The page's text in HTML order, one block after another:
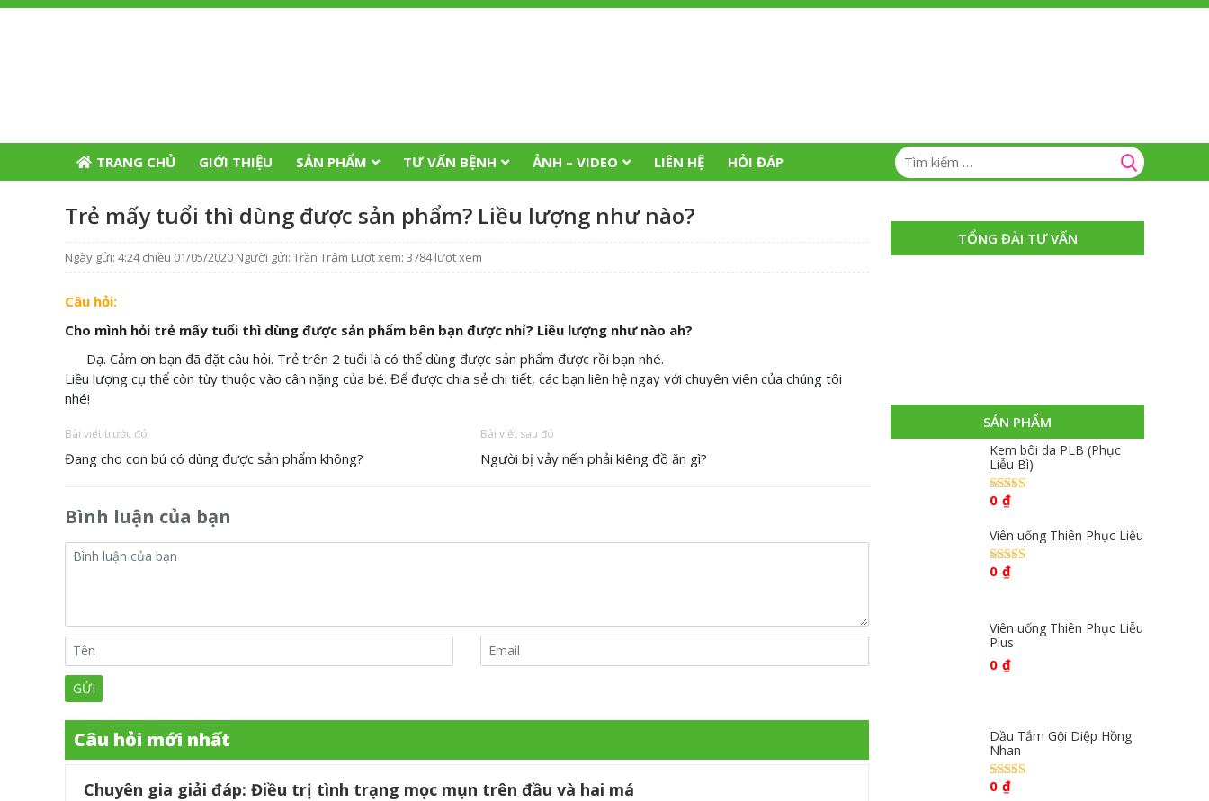
TRANG CHỦ GIỚI THIỆU SẢN PHẨM TƯ VẤN BỆNH ẢNH – VIDEO LIÊN HỆ HỎI ĐÁP
Trẻ mấy tuổi thì dùng được sản phẩm? Liều lượng như nào?
Ngày gửi: 4:24 chiều 01/05/2020 Người gửi: Trần Trâm Lượt xem: 3784 lượt xem
Câu hỏi:
Cho mình hỏi trẻ mấy tuổi thì dùng được sản phẩm bên bạn được nhỉ? Liều lượng như nào ah?
Dạ. Cảm ơn bạn đã đặt câu hỏi. Trẻ trên 2 tuổi là có thể dùng được sản phẩm được rồi bạn nhé.
Liều lượng cụ thể còn tùy thuộc vào cân nặng của bé. Để được chia sẻ chi tiết, các bạn liên hệ ngay với chuyên viên của chúng tôi
nhé!
Bài viết trước đó
Đang cho con bú có dùng được sản phẩm không?
Bài viết sau đó
Người bị vảy nến phải kiêng đồ ăn gì?
Bình luận của bạn
Câu hỏi mới nhất
Chuyên gia giải đáp: Điều trị tình trạng mọc mụn trên đầu và hai má
TỔNG ĐÀI TƯ VẤN
SẢN PHẨM
Kem bôi da PLB (Phục
Liễu Bì)
Được xếp
sao
0 ₫
Viên uống Thiên Phục Liễu
Được xếp
0 ₫
Viên uống Thiên Phục Liễu
Plus
0 ₫
Dầu Tắm Gội Diệp Hồng
Nhan
Được xếp
0 ₫